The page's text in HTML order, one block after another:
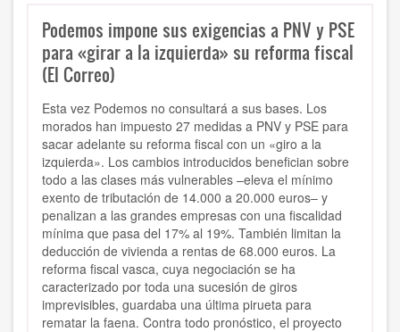
Podemos impone sus exigencias a PNV y PSE
para «girar a la izquierda» su reforma fiscal
(El Correo)
Esta vez Podemos no consultará a sus bases. Los
morados han impuesto 27 medidas a PNV y PSE para
sacar adelante su reforma fiscal con un «giro a la
izquierda». Los cambios introducidos benefician sobre
todo a las clases más vulnerables –eleva el mínimo
exento de tributación de 14.000 a 20.000 euros– y
penalizan a las grandes empresas con una fiscalidad
mínima que pasa del 17% al 19%. También limitan la
deducción de vivienda a rentas de 68.000 euros. La
reforma fiscal vasca, cuya negociación se ha
caracterizado por toda una sucesión de giros
imprevisibles, guardaba una última pirueta para
rematar la faena. Contra todo pronóstico, el proyecto